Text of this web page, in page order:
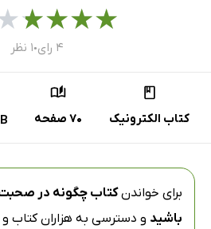
★
★
★
★
۴ رای ● ۱ نظر
کتاب الکترونیک 70 صفحه
برای خواندنکتاب چگونه در صحبت
باشید و دسترسی به هزاران کتاب